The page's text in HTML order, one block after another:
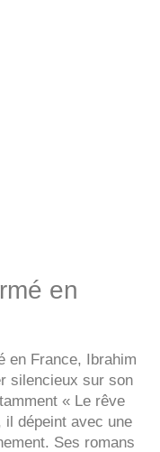
en
en France, Ibrahim
silencieux sur son
« Le rêve
il dépeint avec une
Ses romans